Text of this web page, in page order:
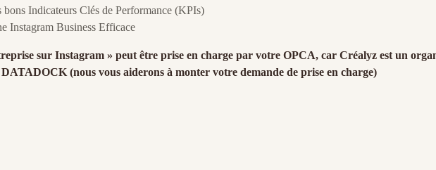
Indicateurs Clés de Performance (KPIs)
Instagram Business Efficace
sur Instagram » peut être prise en charge par votre OPCA, car Créalyz est un
(nous vous aiderons à monter votre demande de prise en charge)